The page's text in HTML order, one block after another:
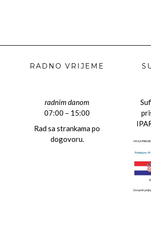
RADNO VRIJEME
radnim danom
07:00 – 15:00
Rad sa strankama po
dogovoru.